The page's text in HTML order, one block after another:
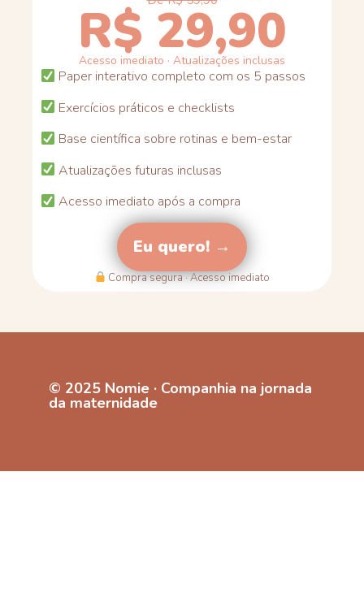
R$ 29,90
Acesso imediato · Atualizações inclusas
Paper interativo completo com os 5 passos
Exercícios práticos e checklists
Base científica sobre rotinas e bem-estar
Atualizações futuras inclusas
Acesso imediato após a compra
Eu quero! →
Compra segura · Acesso imediato
© 2025 Nomie · Companhia na jornada
da maternidade